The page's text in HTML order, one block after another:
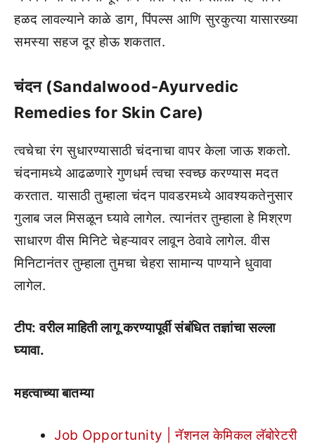
हळद लावल्याने काळे डाग, पिंपल्स आणि सुरकुत्या यासारख्या
समस्या सहज दूर होऊ शकतात.
चंदन (Sandalwood-Ayurvedic
Remedies for Skin Care)
त्वचेचा रंग सुधारण्यासाठी चंदनाचा वापर केला जाऊ शकतो.
चंदनामध्ये आढळणारे गुणधर्म त्वचा स्वच्छ करण्यास मदत
करतात. यासाठी तुम्हाला चंदन पावडरमध्ये आवश्यकतेनुसार
गुलाब जल मिसळून घ्यावे लागेल. त्यानंतर तुम्हाला हे मिश्रण
साधारण वीस मिनिटे चेहऱ्यावर लावून ठेवावे लागेल. वीस
मिनिटानंतर तुम्हाला तुमचा चेहरा सामान्य पाण्याने धुवावा
लागेल.
टीप: वरील माहिती लागू करण्यापूर्वी संबंधित तज्ञांचा सल्ला
घ्यावा.
महत्वाच्या बातम्या
Job Opportunity | नॅशनल केमिकल लॅबोरेटरी